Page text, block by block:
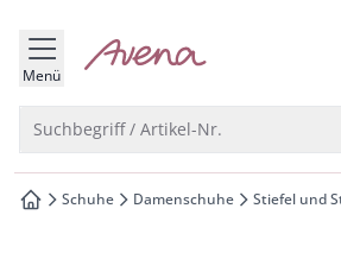
springen
springen
springen
springen
Menü zur Startseite
Suchbegriff / Artikel-Nr.
zur Startseite
Schuhe Damenschuhe Stiefel und